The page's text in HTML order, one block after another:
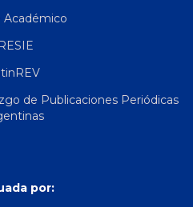
Académico
de Publicaciones Periódicas
por: